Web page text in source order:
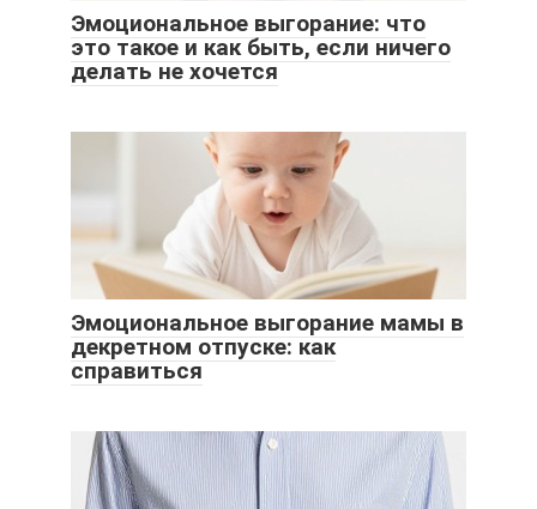
Эмоциональное выгорание: что
это такое и как быть, если ничего
делать не хочется
Эмоциональное выгорание мамы в
декретном отпуске: как
справиться